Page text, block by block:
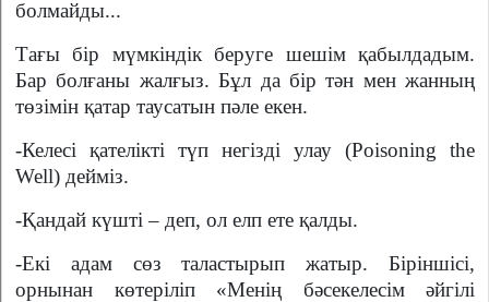
болмайды...
Тағы бір мүмкіндік беруге шешім қабылдадым.
Бар болғаны жалғыз. Бұл да бір тән мен жанның
төзімін қатар таусатын пәле екен.
-Келесі қателікті түп негізді улау (Poisoning the
Well) дейміз.
-Қандай күшті – деп, ол елп ете қалды.
-Екі адам сөз таластырып жатыр. Біріншісі,
орнынан көтеріліп «Менің бәсекелесім әйгілі